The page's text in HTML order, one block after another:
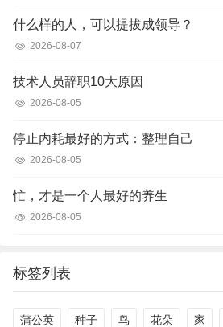
什么样的人，可以提拔成领导？
2026-08-07
技术人员辞职10大原因
2026-08-05
停止内耗最好的方式：整理自己
2026-08-05
忙，才是一个人最好的养生
2026-08-05
标签列表
蒲公英 种子 鸟 花朵 家